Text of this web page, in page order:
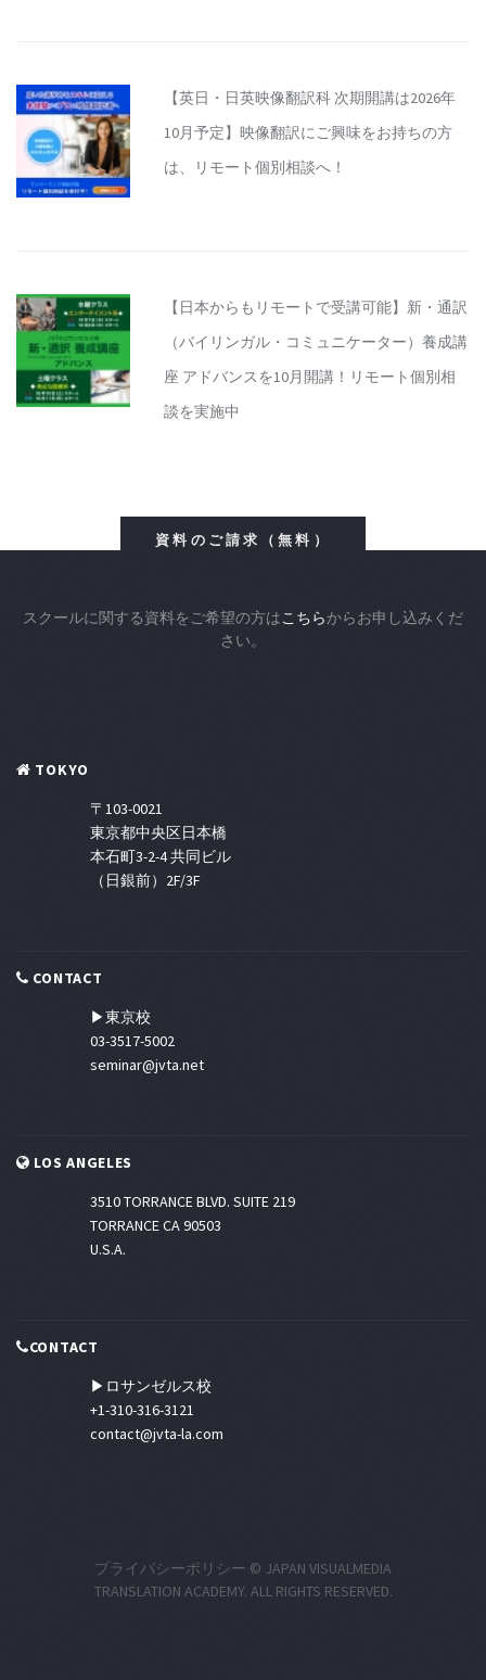
【英日・日英映像翻訳科 次期開講は2026年
10月予定】映像翻訳にご興味をお持ちの方
は、リモート個別相談へ！
【日本からもリモートで受講可能】新・通訳
（バイリンガル・コミュニケーター）養成講
座 アドバンスを10月開講！リモート個別相
談を実施中
資料のご請求（無料）
スクールに関する資料をご希望の方はこちらからお申し込みくだ
さい。
TOKYO
〒103-0021
東京都中央区日本橋
本石町3-2-4 共同ビル
（日銀前）2F/3F
CONTACT
▶東京校
03-3517-5002
seminar@jvta.net
LOS ANGELES
3510 TORRANCE BLVD. SUITE 219
TORRANCE CA 90503
U.S.A.
CONTACT
▶ロサンゼルス校
+1-310-316-3121
contact@jvta-la.com
プライバシーポリシー © JAPAN VISUALMEDIA
TRANSLATION ACADEMY. ALL RIGHTS RESERVED.